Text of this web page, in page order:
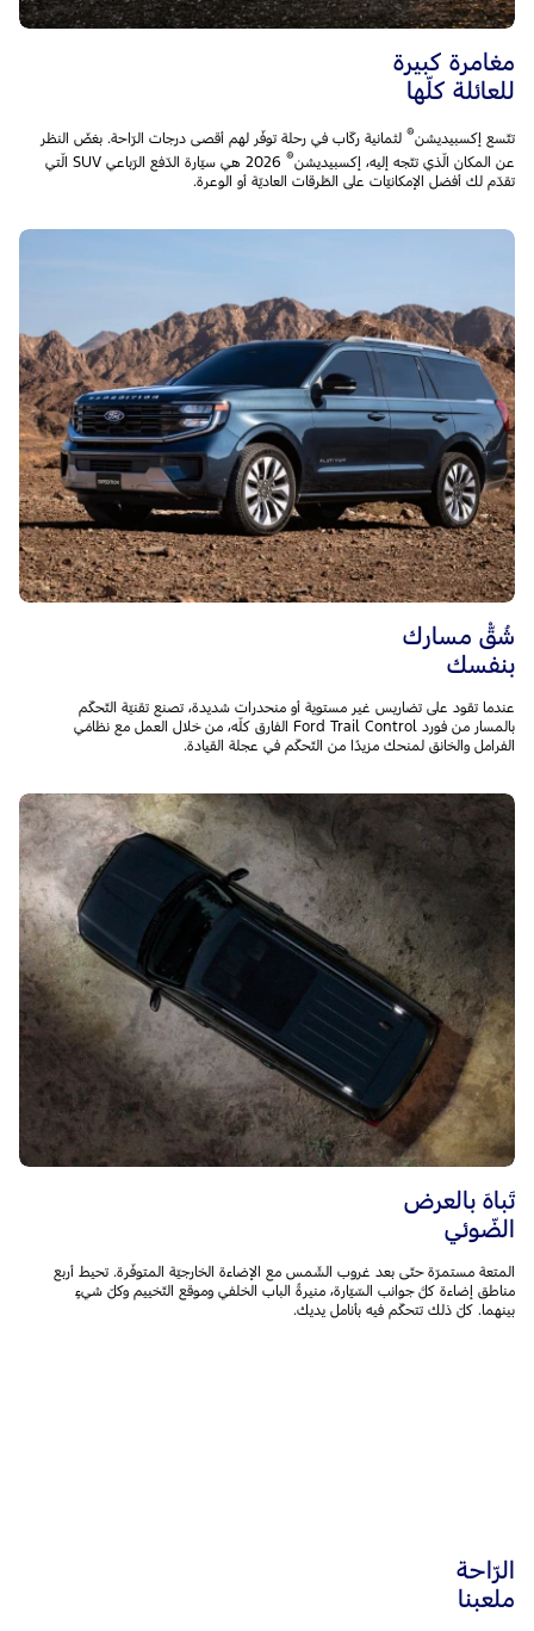
مغامرة كبيرة
للعائلة كلّها
تتّسع إكسبيديشن® لثمانية ركّاب في رحلة توفّر لهم أقصى درجات الرّاحة. بغضّ النظر
عن المكان الّذي تتّجه إليه، إكسبيديشن®
2026 هي سيّارة الدّفع الرّباعي SUV الّتي
تقدّم لك أفضل الإمكانيّات على الطّرقات العاديّة أو الوعرة.
شُقّْ مسارك
بنفسك
عندما تقود على تضاريس غير مستوية أو منحدرات شديدة، تصنع تقنيّة التّحكّم
بالمسار من فورد Ford Trail Control الفارق كلّه، من خلال العمل مع نظامَي
الفرامل والخانق لمنحك مزيدًا من التّحكّم في عجلة القيادة.
تَباهَ بالعرض
الضّوئي
المتعة مستمرّة حتّى بعد غروب الشّمس مع الإضاءة الخارجيّة المتوفّرة. تحيط أربع
مناطق إضاءة كلَّ جوانب السّيّارة، منيرةً الباب الخلفي وموقع التّخييم وكلّ شيءٍ
بينهما. كلّ ذلك تتحكّم فيه بأنامل يديك.
الرّاحة
ملعبنا